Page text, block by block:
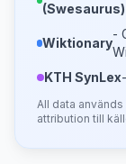
(Swesaurus)
Wiktionary
-
KTH SynLex
All data
attribution till